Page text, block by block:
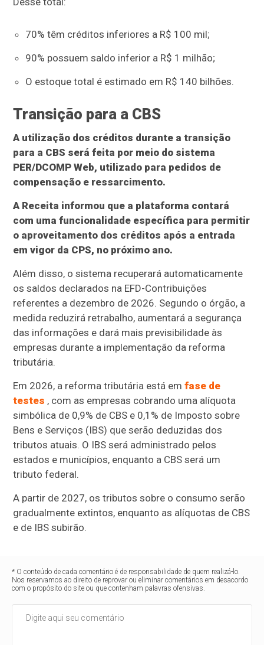
70% têm créditos inferiores a R$ 100 mil;
90% possuem saldo inferior a R$ 1 milhão;
O estoque total é estimado em R$ 140 bilhões.
Transição para a CBS
A utilização dos créditos durante a transição
para a CBS será feita por meio do sistema
PER/DCOMP Web, utilizado para pedidos de
compensação e ressarcimento.
A Receita informou que a plataforma contará
com uma funcionalidade específica para permitir
o aproveitamento dos créditos após a entrada
em vigor da CPS, no próximo ano.
Além disso, o sistema recuperará automaticamente
os saldos declarados na EFD-Contribuições
referentes a dezembro de 2026. Segundo o órgão, a
medida reduzirá retrabalho, aumentará a segurança
das informações e dará mais previsibilidade às
empresas durante a implementação da reforma
tributária.
Em 2026, a reforma tributária está emfase de
testes , com as empresas cobrando uma alíquota
simbólica de 0,9% de CBS e 0,1% de Imposto sobre
Bens e Serviços (IBS) que serão deduzidas dos
tributos atuais. O IBS será administrado pelos
estados e municípios, enquanto a CBS será um
tributo federal.
A partir de 2027, os tributos sobre o consumo serão
gradualmente extintos, enquanto as alíquotas de CBS
e de IBS subirão.
* O conteúdo de cada comentário é de responsabilidade de quem realizá-lo.
Nos reservamos ao direito de reprovar ou eliminar comentários em desacordo
com o propósito do site ou que contenham palavras ofensivas.